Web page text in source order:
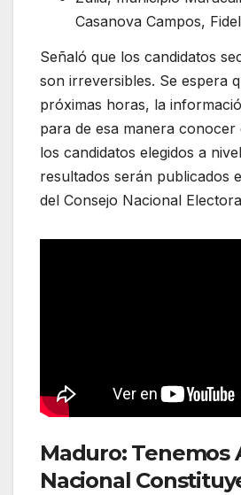
Casanova Campos,
Señaló que los candidatos
son irreversibles. Se espera
próximas horas, la
para de esa manera conocer
los candidatos elegidos a
resultados serán publicados
del Consejo Nacional
Maduro: Tenemos
Nacional